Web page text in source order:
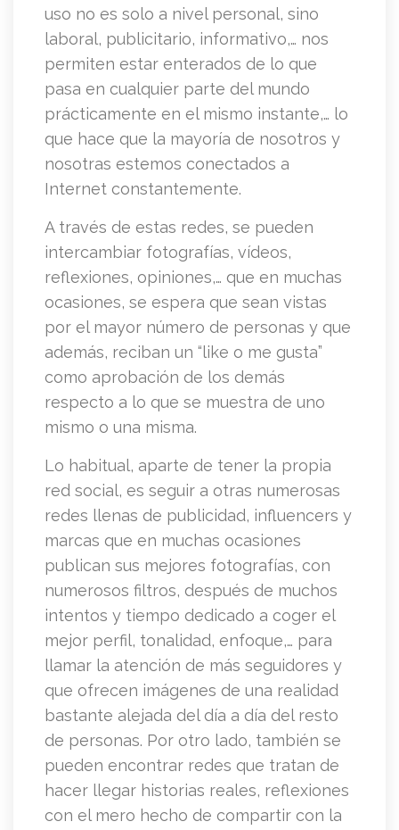
uso no es solo a nivel personal, sino
laboral, publicitario, informativo,… nos
permiten estar enterados de lo que
pasa en cualquier parte del mundo
prácticamente en el mismo instante,… lo
que hace que la mayoría de nosotros y
nosotras estemos conectados a
Internet constantemente.
A través de estas redes, se pueden
intercambiar fotografías, vídeos,
reflexiones, opiniones,… que en muchas
ocasiones, se espera que sean vistas
por el mayor número de personas y que
además, reciban un “like o me gusta”
como aprobación de los demás
respecto a lo que se muestra de uno
mismo o una misma.
Lo habitual, aparte de tener la propia
red social, es seguir a otras numerosas
redes llenas de publicidad, influencers y
marcas que en muchas ocasiones
publican sus mejores fotografías, con
numerosos filtros, después de muchos
intentos y tiempo dedicado a coger el
mejor perfil, tonalidad, enfoque,… para
llamar la atención de más seguidores y
que ofrecen imágenes de una realidad
bastante alejada del día a día del resto
de personas. Por otro lado, también se
pueden encontrar redes que tratan de
hacer llegar historias reales, reflexiones
con el mero hecho de compartir con la